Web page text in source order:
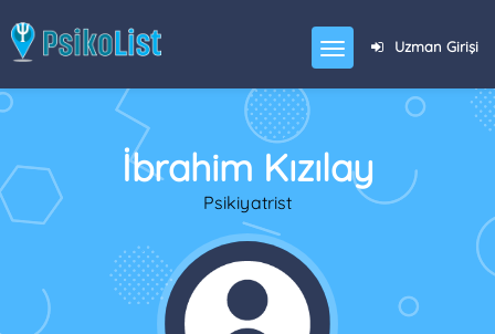
Uzman Girişi
İbrahim Kızılay
Psikiyatrist